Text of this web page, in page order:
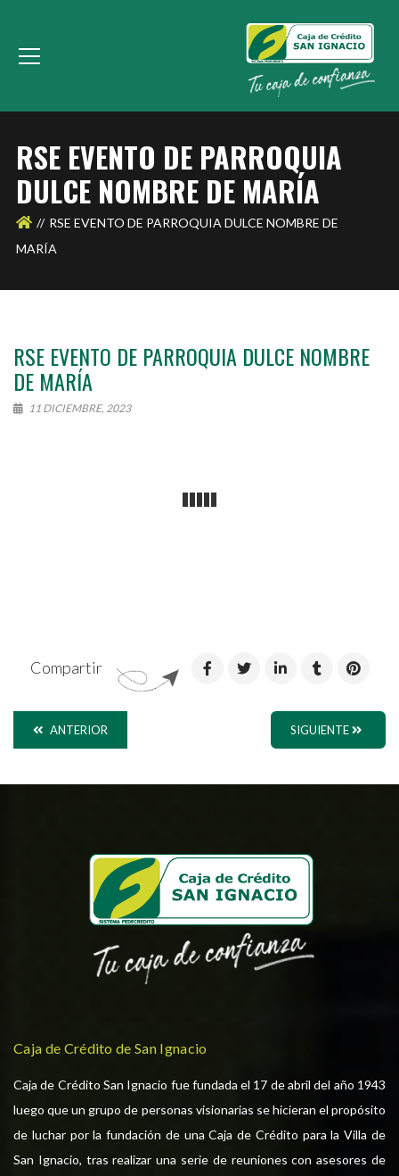
RSE EVENTO DE PARROQUIA
DULCE NOMBRE DE MARÍA
RSE EVENTO DE PARROQUIA DULCE NOMBRE DE
MARÍA
RSE EVENTO DE PARROQUIA DULCE NOMBRE
DE MARÍA
11 DICIEMBRE, 2023
Compartir
ANTERIOR SIGUIENTE
Caja de Crédito de San Ignacio
Caja de Crédito San Ignacio fue fundada el 17 de abril del año 1943
luego que un grupo de personas visionarias se hicieran el propósito
de luchar por la fundación de una Caja de Crédito para la Villa de
San Ignacio, tras realizar una serie de reuniones con asesores de